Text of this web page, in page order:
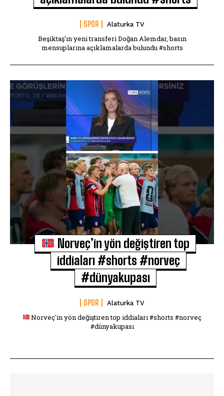
SPOR Alaturka TV
Beşiktaş'ın yeni transferi Doğan Alemdar, basın
mensuplarına açıklamalarda bulundu #shorts
Norveç’in yön değiştiren top
iddiaları #shorts #norveç
#dünyakupası
SPOR Alaturka TV
Norveç'in yön değiştiren top iddiaları #shorts #norveç
#dünyakupası